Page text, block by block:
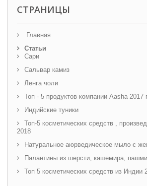
СТРАНИЦЫ
Главная
Статьи
Сари
Сальвар камиз
Ленга чоли
Топ - 5 продуктов компании Aasha 2017
Индийские туники
Топ-5 косметических средств ,
2018
Натуральное аюрведическое мыло с
Палантины из шерсти, кашемира,
Топ 5 косметических средств из Индии